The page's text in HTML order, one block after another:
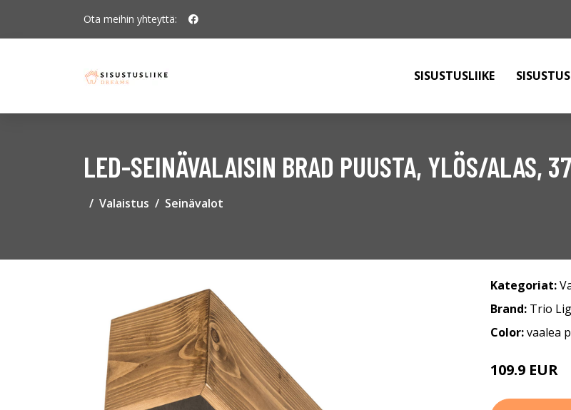
Ota meihin yhteyttä:
SISUSTUSLIIKE
LED-SEINÄVALAISIN BRAD PUUSTA, YLÖS/ALAS,
Valaistus Seinävalot
Kategoriat:
Brand: Trio
Color:vaalea
109.9 EUR